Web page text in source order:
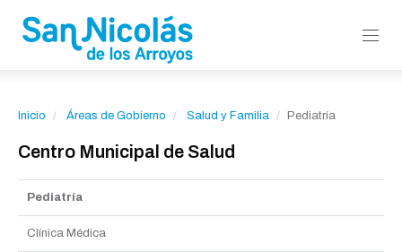
Inicio Áreas de Gobierno Salud y Familia Pediatría
Centro Municipal de Salud
Pediatría
Clínica Médica